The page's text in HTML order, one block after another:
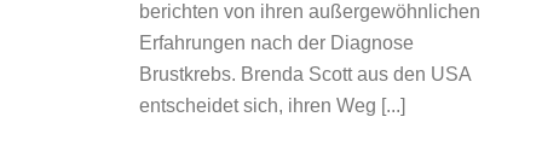
berichten von ihren außergewöhnlichen
Erfahrungen nach der Diagnose
Brustkrebs. Brenda Scott aus den USA
entscheidet sich, ihren Weg [...]